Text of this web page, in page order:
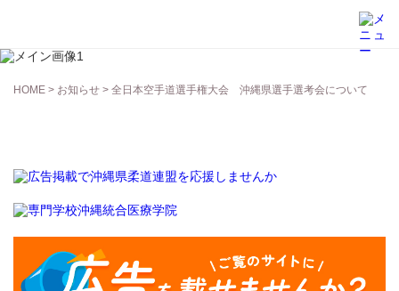
HOME > お知らせ > 全日本空手道選手権大会 沖縄県選手選考会について